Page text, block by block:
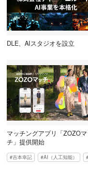
DLE、AIスタジオを設立
マッチングアプリ「ZOZOマ
チ」提供開始
吉本幸記 AI（人工知能）